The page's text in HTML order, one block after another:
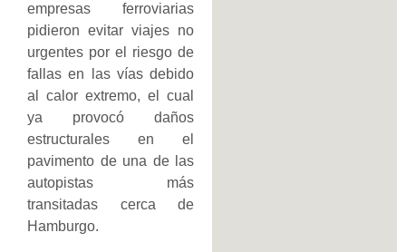
empresas ferroviarias
pidieron evitar viajes no
urgentes por el riesgo de
fallas en las vías debido
al calor extremo, el cual
ya provocó daños
estructurales en el
pavimento de una de las
autopistas más
transitadas cerca de
Hamburgo.